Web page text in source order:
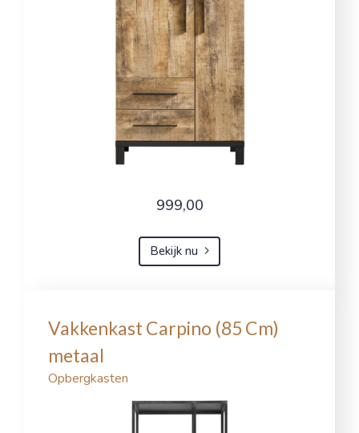
999,00
Bekijk nu
Vakkenkast Carpino (85 Cm)
metaal
Opbergkasten